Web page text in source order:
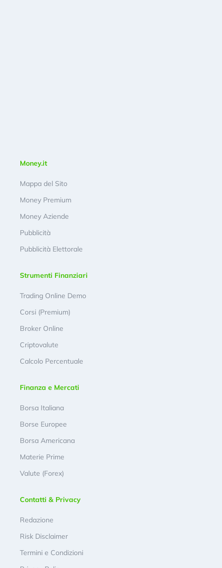
Money.it
Mappa del Sito
Money Premium
Money Aziende
Pubblicità
Pubblicità Elettorale
Strumenti Finanziari
Trading Online Demo
Corsi (Premium)
Broker Online
Criptovalute
Calcolo Percentuale
Finanza e Mercati
Borsa Italiana
Borse Europee
Borsa Americana
Materie Prime
Valute (Forex)
Contatti & Privacy
Redazione
Risk Disclaimer
Termini e Condizioni